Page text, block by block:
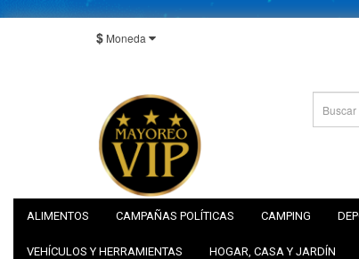
$ Moneda
ALIMENTOS CAMPAÑAS POLÍTICAS CAMPING
VEHÍCULOS Y HERRAMIENTAS HOGAR, CASA Y JARDÍN